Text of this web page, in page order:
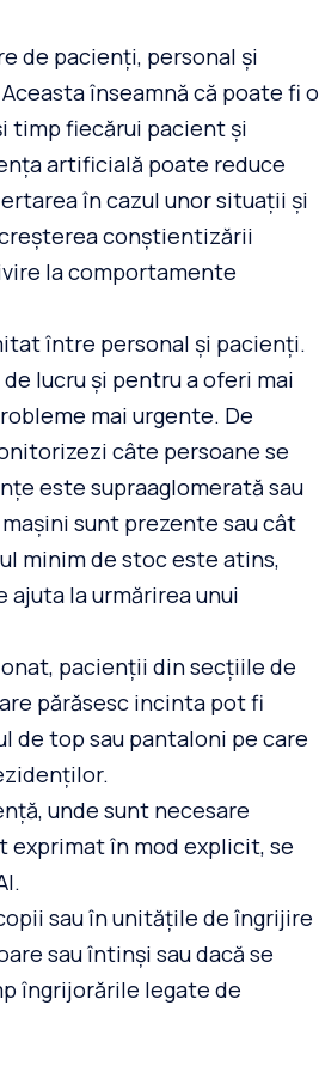
de pacienți, personal și
înseamnă că poate fi o
timp fiecărui pacient și
artificială poate reduce
în cazul unor situații și
conștientizării
la comportamente
între personal și pacienți.
lucru și pentru a oferi mai
mai urgente. De
câte persoane se
este supraaglomerată sau
sunt prezente sau cât
minim de stoc este atins,
ajuta la urmărirea unui
pacienții din secțiile de
părăsesc incinta pot fi
de top sau pantaloni pe care
unde sunt necesare
exprimat în mod explicit, se
sau în unitățile de îngrijire
sau întinși sau dacă se
îngrijorările legate de